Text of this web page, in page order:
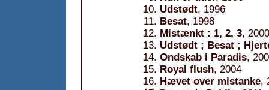
Udstødt, 1996
Besat, 1998
Mistænkt : 1, 2, 3, 2000
Udstødt ; Besat ;
Ondskab i Paradis,
Royal flush, 2004
Hævet over mistanke,